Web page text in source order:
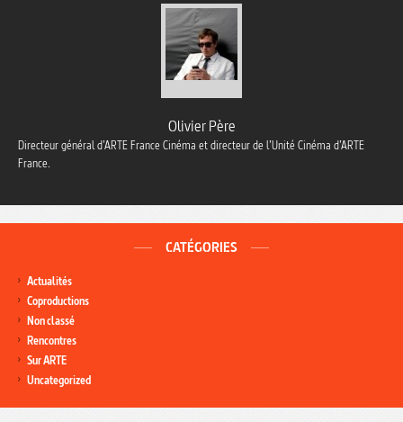
Olivier Père
Directeur général d’ARTE France Cinéma et directeur de l’Unité Cinéma d’ARTE
France.
CATÉGORIES
Actualités
Coproductions
Non classé
Rencontres
Sur ARTE
Uncategorized